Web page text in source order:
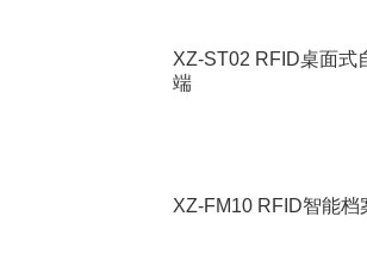
XZ-ST02 RFID桌面式
端
XZ-FM10 RFID智能档